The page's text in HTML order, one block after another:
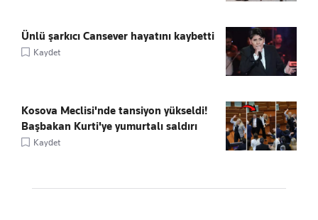
Ünlü şarkıcı Cansever hayatını kaybetti
Kaydet
Kosova Meclisi'nde tansiyon yükseldi!
Başbakan Kurti'ye yumurtalı saldırı
Kaydet